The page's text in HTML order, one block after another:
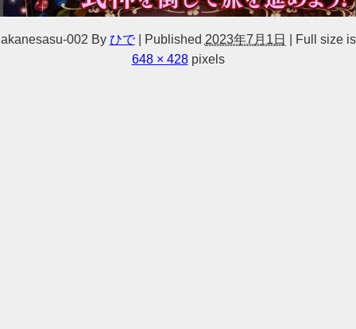
akanesasu-002 By ひで Published 2023年7月1日
Full size is
648 × 428pixels